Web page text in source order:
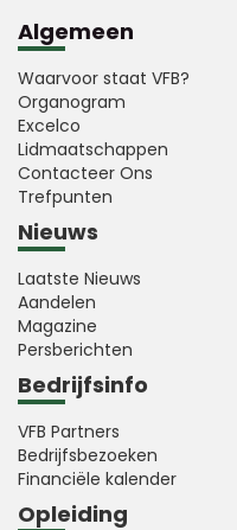
Algemeen
Waarvoor staat VFB?
Organogram
Excelco
Lidmaatschappen
Contacteer Ons
Trefpunten
Nieuws
Laatste Nieuws
Aandelen
Magazine
Persberichten
Bedrijfsinfo
VFB Partners
Bedrijfsbezoeken
Financiële kalender
Opleiding